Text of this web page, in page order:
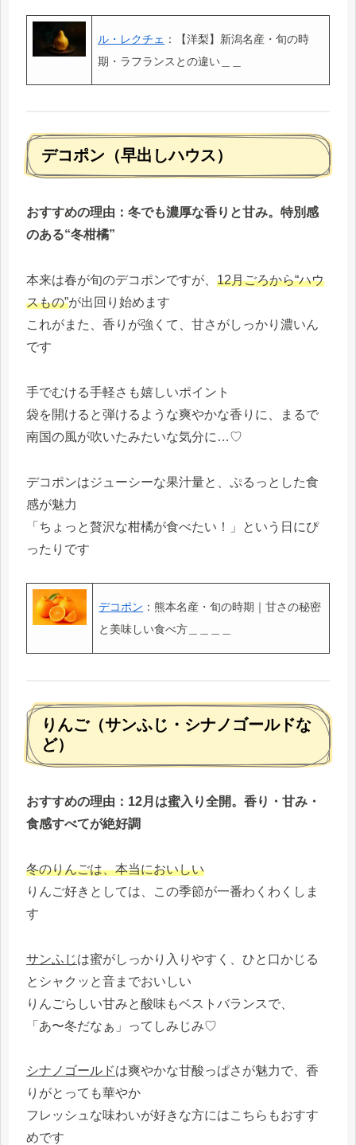
ル・レクチェ ：【洋梨】新潟名産・旬の時
期・ラフランスとの違い＿＿
デコポン（早出しハウス）
おすすめの理由：冬でも濃厚な香りと甘み。特別感
のある“冬柑橘”
本来は春が旬のデコポンですが、 12月ごろから“ハウ
スもの”が出回り始めます
これがまた、香りが強くて、甘さがしっかり濃いん
です
手でむける手軽さも嬉しいポイント
袋を開けると弾けるような爽やかな香りに、まるで
南国の風が吹いたみたいな気分に…♡
デコポンはジューシーな果汁量と、ぷるっとした食
感が魅力
「ちょっと贅沢な柑橘が食べたい！」という日にぴ
ったりです
デコポン ：熊本名産・旬の時期｜甘さの秘密
と美味しい食べ方＿＿＿＿
りんご（サンふじ・シナノゴールドな
ど）
おすすめの理由：12月は蜜入り全開。香り・甘み・
食感すべてが絶好調
冬のりんごは、本当においしい
りんご好きとしては、この季節が一番わくわくしま
す
サンふじは蜜がしっかり入りやすく、ひと口かじる
とシャクッと音までおいしい
りんごらしい甘みと酸味もベストバランスで、
「あ〜冬だなぁ」ってしみじみ♡
シナノゴールドは爽やかな甘酸っぱさが魅力で、香
りがとっても華やか
フレッシュな味わいが好きな方にはこちらもおすす
めです